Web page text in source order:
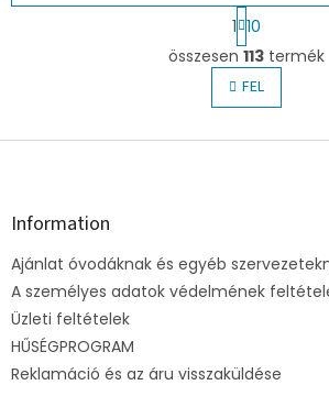
L
i
s
t
í
t
á
e
L
a
p
o
z
á
1 10
összesen 113 termék
FEL
L
Information
Ajánlat óvodáknak és egyéb
A személyes adatok védelmének
Üzleti feltételek
HŰSÉGPROGRAM
Reklamáció és az áru visszaküldése